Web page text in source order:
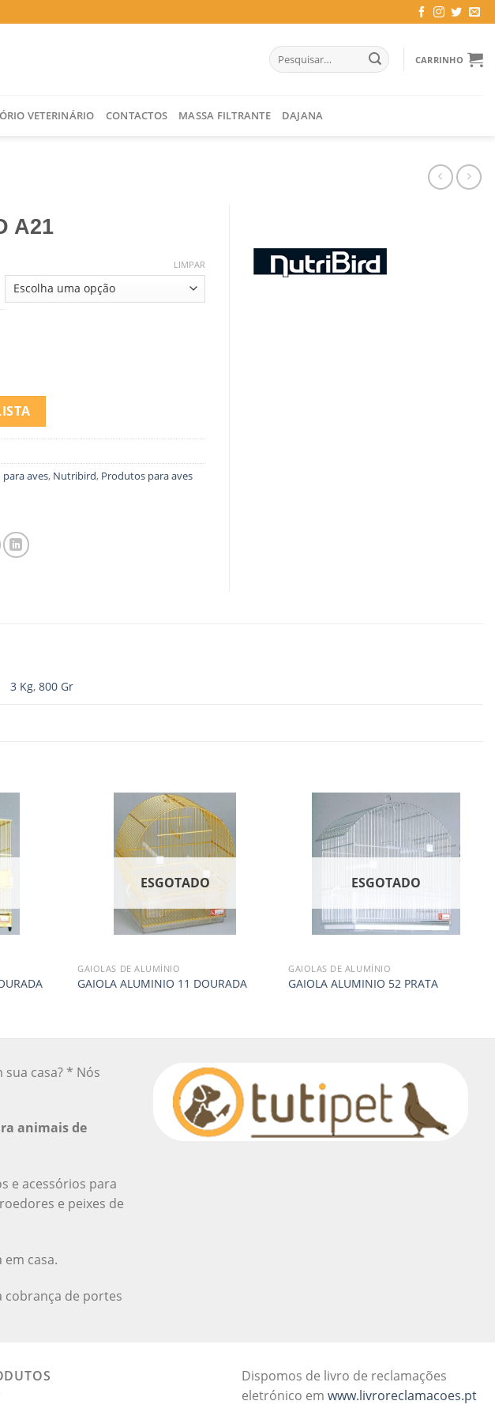
Pesquisar
por:
CARRINHO
VETERINÁRIO CONTACTOS MASSA FILTRANTE DAJANA
A21
LIMPAR
A21
aves, Nutribird, Produtos para aves
3 Kg,800 Gr
ESGOTADO
GAIOLAS DE ALUMÍNIO
GAIOLA ALUMINIO 11 DOURADA
ESGOTADO
GAIOLAS DE ALUMÍNIO
GAIOLA ALUMINIO 52 PRATA
casa? * Nós
animais de
e acessórios para
e peixes de
casa.
cobrança de portes
Dispomos de livro de reclamações
eletrónico em www.livroreclamacoes.pt